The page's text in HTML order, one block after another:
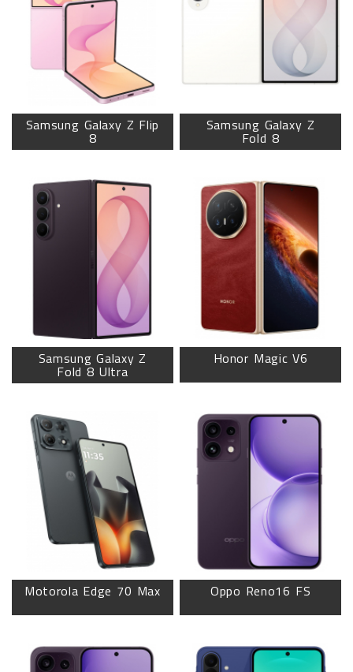
Samsung Galaxy Z Flip
8
Samsung Galaxy Z
Fold 8
Samsung Galaxy Z
Fold 8 Ultra
Honor Magic V6
Motorola Edge 70 Max Oppo Reno16 FS